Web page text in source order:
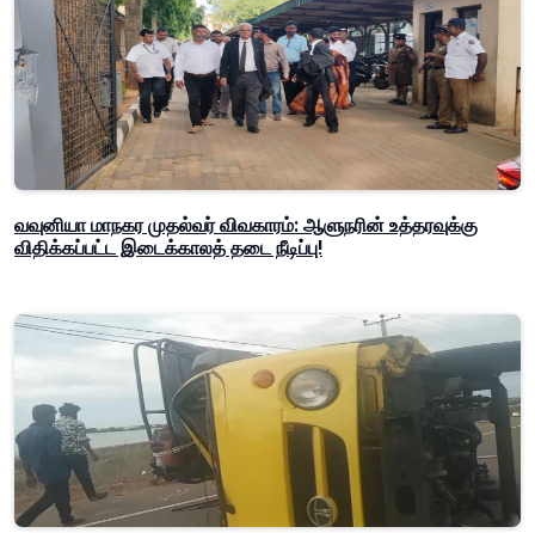
வவுனியா மாநகர முதல்வர் விவகாரம்: ஆளுநரின் உத்தரவுக்கு
விதிக்கப்பட்ட இடைக்காலத் தடை நீடிப்பு!